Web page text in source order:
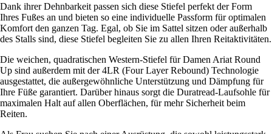
Dank ihrer Dehnbarkeit passen sich diese Stiefel perfekt der Form
Ihres Fußes an und bieten so eine individuelle Passform für optimalen
Komfort den ganzen Tag. Egal, ob Sie im Sattel sitzen oder außerhalb
des Stalls sind, diese Stiefel begleiten Sie zu allen Ihren Reitaktivitäten.
Die weichen, quadratischen Western-Stiefel für Damen Ariat Round
Up sind außerdem mit der 4LR (Four Layer Rebound) Technologie
ausgestattet, die außergewöhnliche Unterstützung und Dämpfung für
Ihre Füße garantiert. Darüber hinaus sorgt die Duratread-Laufsohle für
maximalen Halt auf allen Oberflächen, für mehr Sicherheit beim
Reiten.